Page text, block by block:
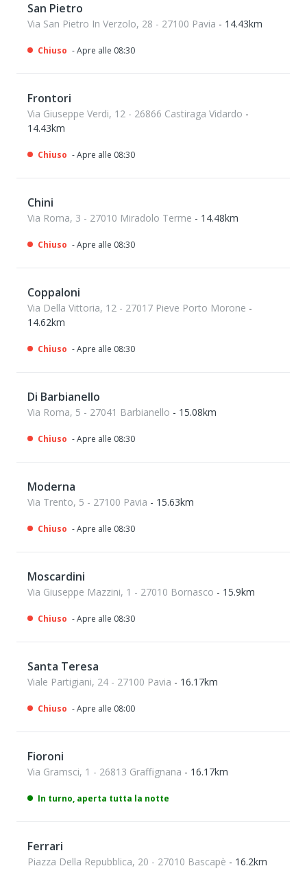
San Pietro
Via San Pietro In Verzolo, 28 - 27100 Pavia - 14.43km
Chiuso - Apre alle 08:30
Frontori
Via Giuseppe Verdi, 12 - 26866 Castiraga Vidardo -
14.43km
Chiuso - Apre alle 08:30
Chini
Via Roma, 3 - 27010 Miradolo Terme - 14.48km
Chiuso - Apre alle 08:30
Coppaloni
Via Della Vittoria, 12 - 27017 Pieve Porto Morone -
14.62km
Chiuso - Apre alle 08:30
Di Barbianello
Via Roma, 5 - 27041 Barbianello - 15.08km
Chiuso - Apre alle 08:30
Moderna
Via Trento, 5 - 27100 Pavia - 15.63km
Chiuso - Apre alle 08:30
Moscardini
Via Giuseppe Mazzini, 1 - 27010 Bornasco - 15.9km
Chiuso - Apre alle 08:30
Santa Teresa
Viale Partigiani, 24 - 27100 Pavia - 16.17km
Chiuso - Apre alle 08:00
Fioroni
Via Gramsci, 1 - 26813 Graffignana - 16.17km
In turno, aperta tutta la notte
Ferrari
Piazza Della Repubblica, 20 - 27010 Bascapè - 16.2km